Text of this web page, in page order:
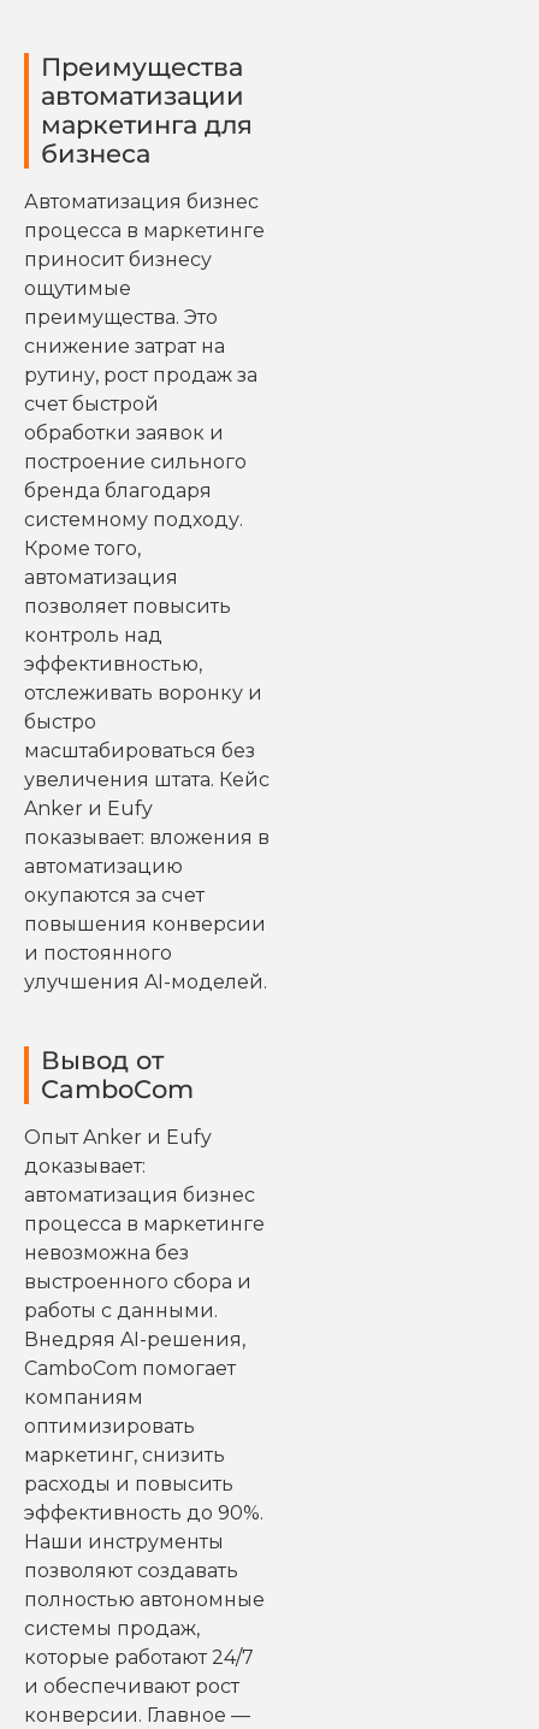
Преимущества
автоматизации
маркетинга для
бизнеса
Автоматизация бизнес
процесса в маркетинге
приносит бизнесу
ощутимые
преимущества. Это
снижение затрат на
рутину, рост продаж за
счет быстрой
обработки заявок и
построение сильного
бренда благодаря
системному подходу.
Кроме того,
автоматизация
позволяет повысить
контроль над
эффективностью,
отслеживать воронку и
быстро
масштабироваться без
увеличения штата. Кейс
Anker и Eufy
показывает: вложения в
автоматизацию
окупаются за счет
повышения конверсии
и постоянного
улучшения AI-моделей.
Вывод от
CamboCom
Опыт Anker и Eufy
доказывает:
автоматизация бизнес
процесса в маркетинге
невозможна без
выстроенного сбора и
работы с данными.
Внедряя AI-решения,
CamboCom помогает
компаниям
оптимизировать
маркетинг, снизить
расходы и повысить
эффективность до 90%.
Наши инструменты
позволяют создавать
полностью автономные
системы продаж,
которые работают 24/7
и обеспечивают рост
конверсии. Главное —